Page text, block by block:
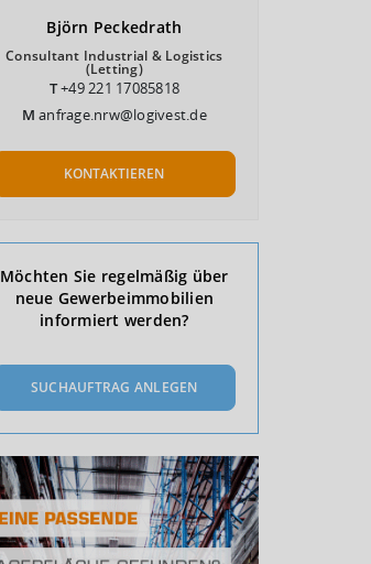
Björn Peckedrath
Consultant Industrial & Logistics
(Letting)
T+49 221 17085818
Manfrage.nrw@logivest.de
KONTAKTIEREN
Möchten Sie regelmäßig über
neue Gewerbeimmobilien
informiert werden?
SUCHAUFTRAG ANLEGEN